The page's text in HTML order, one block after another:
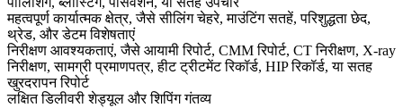
महत्वपूर्ण कार्यात्मक क्षेत्र, जैसे सीलिंग चेहरे, माउंटिंग सतहें, परिशुद्धता छेद,
थ्रेड, और डेटम विशेषताएं
निरीक्षण आवश्यकताएं, जैसे आयामी रिपोर्ट, CMM रिपोर्ट, CT निरीक्षण, X-ray
निरीक्षण, सामग्री प्रमाणपत्र, हीट ट्रीटमेंट रिकॉर्ड, HIP रिकॉर्ड, या सतह
खुरदरापन रिपोर्ट
लक्षित डिलीवरी शेड्यूल और शिपिंग गंतव्य